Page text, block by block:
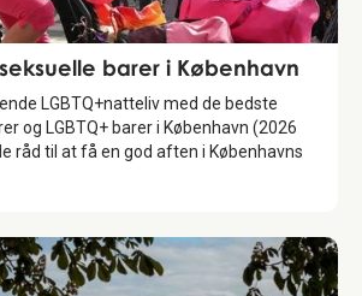
barer i København
LGBTQ+natteliv med de bedste
og LGBTQ+ barer i København (2026
råd til at få en god aften i Københavns